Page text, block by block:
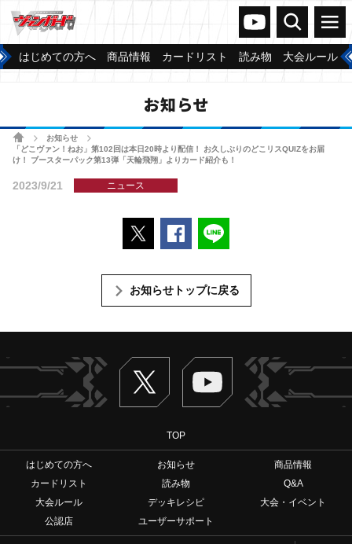
ヴァンガードch
検索 メニュー
はじめての方へ 商品情報 カードリスト 読み物 大会ルール
お知らせ
ホームお知らせ
「どこヴァン！ねお」第102回は本日20時より配信！ お久しぶりのどこリスQUIZをお届
け！ ブースターパック第13弾「天輪飛翔」よりカード紹介も！
2023/9/21 ニュース
ポストするFacebookでシェアする
お知らせトップに戻る
Twitter ヴァンガードch
TOP
はじめての方へ お知らせ
商品情報
カードリスト
読み物
Q&A
大会ルール
デッキレシピ
大会・イベント
公認店
ユーザーサポート